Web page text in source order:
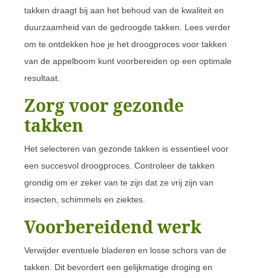
takken draagt bij aan het behoud van de kwaliteit en
duurzaamheid van de gedroogde takken. Lees verder
om te ontdekken hoe je het droogproces voor takken
van de appelboom kunt voorbereiden op een optimale
resultaat.
Zorg voor gezonde
takken
Het selecteren van gezonde takken is essentieel voor
een succesvol droogproces. Controleer de takken
grondig om er zeker van te zijn dat ze vrij zijn van
insecten, schimmels en ziektes.
Voorbereidend werk
Verwijder eventuele bladeren en losse schors van de
takken. Dit bevordert een gelijkmatige droging en